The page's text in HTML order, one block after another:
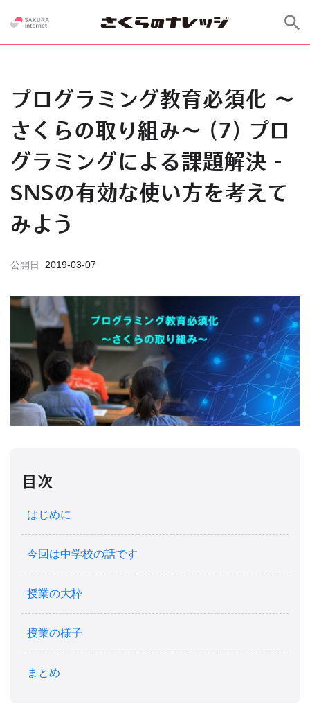
プログラミング教育必須化 ～
さくらの取り組み～ (7) プロ
グラミングによる課題解決 -
SNSの有効な使い方を考えて
みよう
公開日 2019-03-07
目次
はじめに
今回は中学校の話です
授業の大枠
授業の様子
まとめ